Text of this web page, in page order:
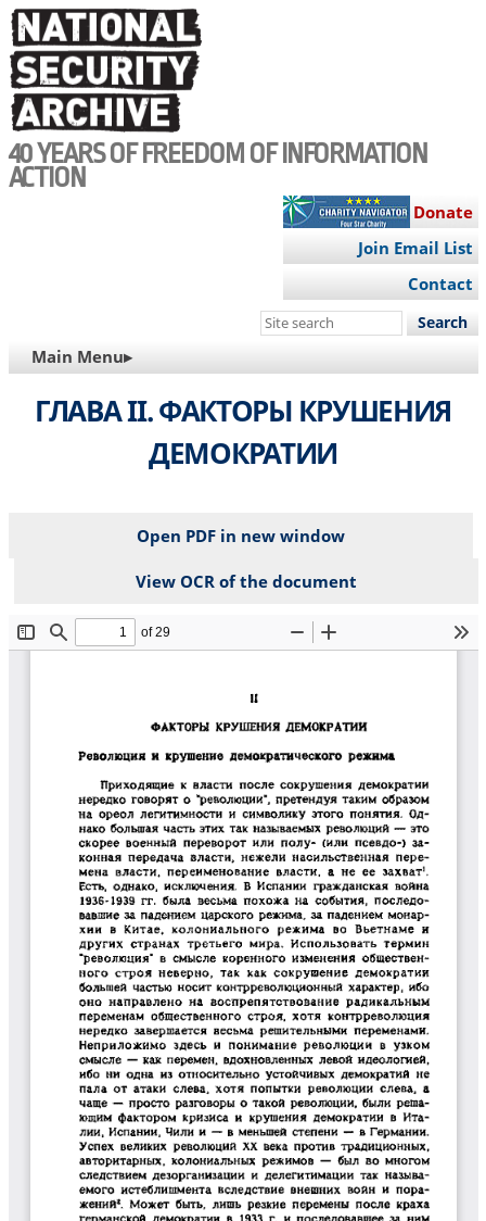
Skip
to
main
content
40 YEARS OF FREEDOM OF INFORMATION
ACTION
Donate
Join Email List
Contact
Search
site
MAIN
NAVIGATION
Main Menu▸
ГЛАВА II. ФАКТОРЫ КРУШЕНИЯ
ДЕМОКРАТИИ
Open PDF in new window
View OCR of the document
File